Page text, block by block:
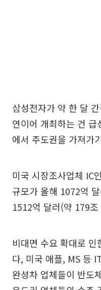
삼성전자가 약 한 달
연이어 개최하는 건
에서 주도권을 가져가
미국 시장조사업체 IC
규모가 올해 1072억
1512억 달러(약 179
비대면 수요 확대로
다, 미국 애플, MS 등
완성차 업체들이 반도